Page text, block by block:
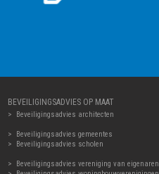
BEVEILIGINGSADVIES OP MAAT
Beveiligingsadvies architecten
Beveiligingsadvies gemeentes
Beveiligingsadvies scholen
Beveiligingsadvies vereniging van eigenaren